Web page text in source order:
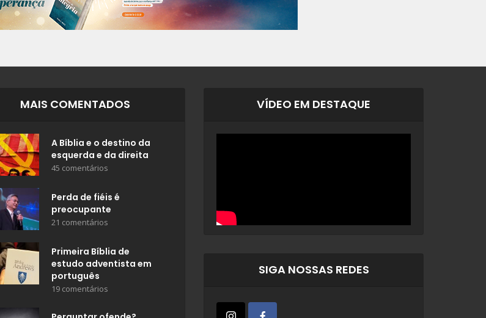
MAIS COMENTADOS
A Bíblia e o destino da
esquerda e da direita
45 comentários
Perda de fiéis é
preocupante
21 comentários
Primeira Bíblia de
estudo adventista em
português
19 comentários
VÍDEO EM DESTAQUE
SIGA NOSSAS REDES